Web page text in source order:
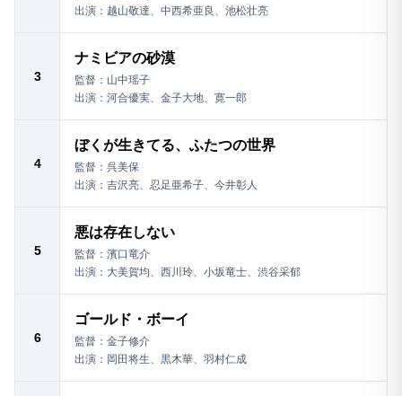
出演：越山敬達、中西希亜良、池松壮亮
3
ナミビアの砂漠
監督：山中瑶子
出演：河合優実、金子大地、寛一郎
4
ぼくが生きてる、ふたつの世界
監督：呉美保
出演：吉沢亮、忍足亜希子、今井彰人
5
悪は存在しない
監督：濱口竜介
出演：大美賀均、西川玲、小坂竜士、渋谷采郁
6
ゴールド・ボーイ
監督：金子修介
出演：岡田将生、黒木華、羽村仁成